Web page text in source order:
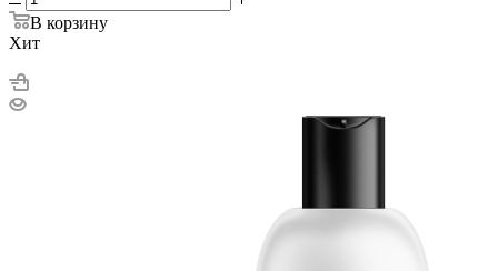
В корзину
Хит